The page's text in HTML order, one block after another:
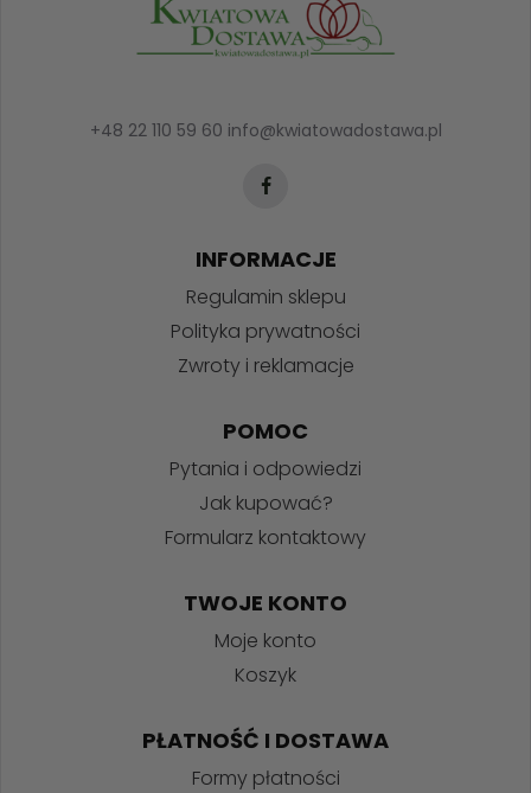
+48 22 110 59 60 info@kwiatowadostawa.pl
INFORMACJE
Regulamin sklepu
Polityka prywatności
Zwroty i reklamacje
POMOC
Pytania i odpowiedzi
Jak kupować?
Formularz kontaktowy
TWOJE KONTO
Moje konto
Koszyk
PŁATNOŚĆ I DOSTAWA
Formy płatności